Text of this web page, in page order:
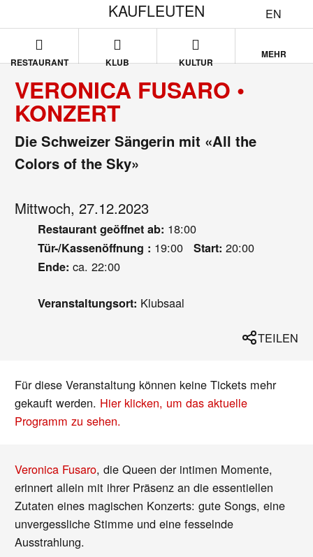
EN
KAUFLEUTEN
RESTAURANT KLUB KULTUR
MEHR
VERONICA FUSARO •
KONZERT
Die Schweizer Sängerin mit «All the
Colors of the Sky»
Mittwoch, 27.12.2023
Restaurant geöffnet ab: 18:00
Tür-/Kassenöffnung : 19:00 Start: 20:00
Ende: ca. 22:00
Veranstaltungsort: Klubsaal
TEILEN
Für diese Veranstaltung können keine Tickets mehr
gekauft werden. Hier klicken, um das aktuelle
Programm zu sehen.
Veronica Fusaro, die Queen der intimen Momente,
erinnert allein mit ihrer Präsenz an die essentiellen
Zutaten eines magischen Konzerts: gute Songs, eine
unvergessliche Stimme und eine fesselnde
Ausstrahlung.